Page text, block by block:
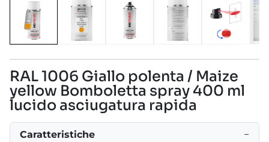
RAL 1006 Giallo polenta / Maize
yellow Bomboletta spray 400 ml
lucido asciugatura rapida
Caratteristiche −